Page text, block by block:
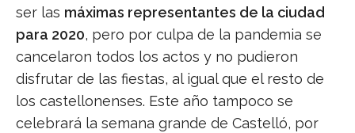
ser las máximas representantes de la ciudad
para 2020, pero por culpa de la pandemia se
cancelaron todos los actos y no pudieron
disfrutar de las fiestas, al igual que el resto de
los castellonenses. Este año tampoco se
celebrará la semana grande de Castelló, por